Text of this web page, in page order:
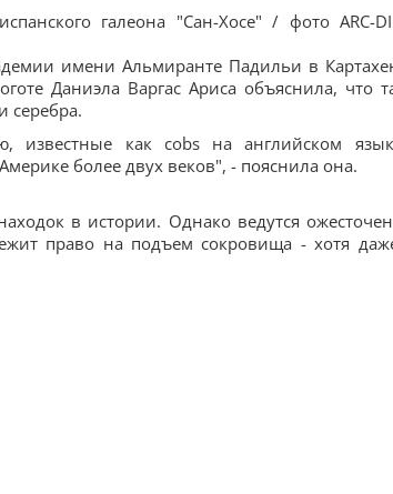
галеона "Сан-Хосе" / фото ARC-
имени Альмиранте Падильи в
Даниэла Варгас Ариса объяснила, что
серебра.
известные как cobs на английском
более двух веков", - пояснила она.
в истории. Однако ведутся
право на подъем сокровища - хотя